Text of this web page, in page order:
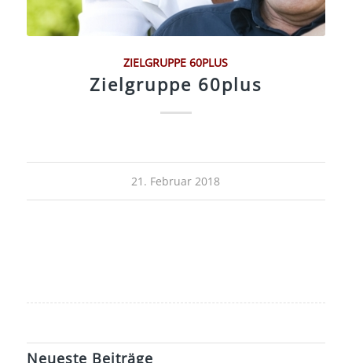
ZIELGRUPPE 60PLUS
Zielgruppe 60plus
21. Februar 2018
Neueste Beiträge